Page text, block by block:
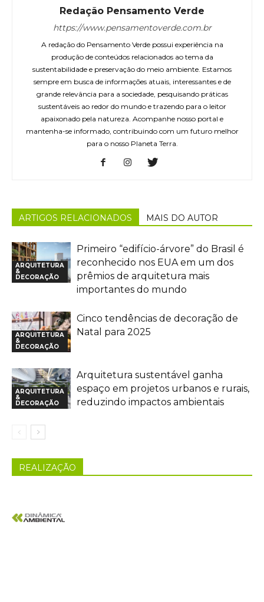
Redação Pensamento Verde
https://www.pensamentoverde.com.br
A redação do Pensamento Verde possui experiência na
produção de conteúdos relacionados ao tema da
sustentabilidade e preservação do meio ambiente. Estamos
sempre em busca de informações atuais, interessantes e de
grande relevância para a sociedade, pesquisando práticas
sustentáveis ao redor do mundo e trazendo para o leitor
apaixonado pela natureza. Acompanhe nosso portal e
mantenha-se informado, contribuindo com um futuro melhor
para o nosso Planeta Terra.
ARTIGOS RELACIONADOS MAIS DO AUTOR
ARQUITETURA
&
DECORAÇÃO
Primeiro “edifício-árvore” do Brasil é
reconhecido nos EUA em um dos
prêmios de arquitetura mais
importantes do mundo
ARQUITETURA
&
DECORAÇÃO
Cinco tendências de decoração de
Natal para 2025
ARQUITETURA
&
DECORAÇÃO
Arquitetura sustentável ganha
espaço em projetos urbanos e rurais,
reduzindo impactos ambientais
REALIZAÇÃO